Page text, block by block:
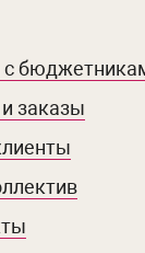
с
заказы